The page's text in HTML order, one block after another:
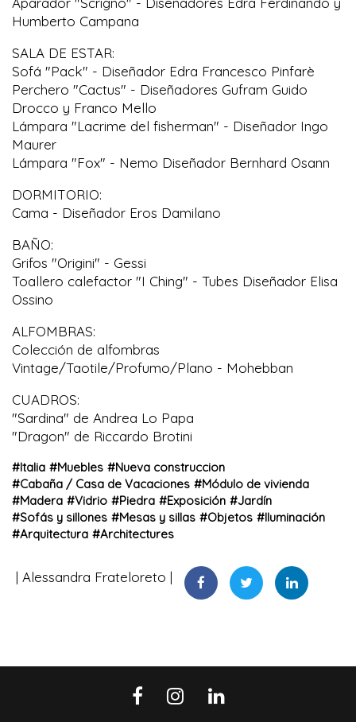
Humberto Campana
SALA DE ESTAR:
Sofá "Pack" - Diseñador Edra Francesco Pinfarè
Perchero "Cactus" - Diseñadores Gufram Guido
Drocco y Franco Mello
Lámpara "Lacrime del fisherman" - Diseñador Ingo
Maurer
Lámpara "Fox" - Nemo Diseñador Bernhard Osann
DORMITORIO:
Cama - Diseñador Eros Damilano
BAÑO:
Grifos "Origini" - Gessi
Toallero calefactor "I Ching" - Tubes Diseñador Elisa
Ossino
ALFOMBRAS:
Colección de alfombras
Vintage/Taotile/Profumo/Plano - Mohebban
CUADROS:
"Sardina" de Andrea Lo Papa
"Dragon" de Riccardo Brotini
#Italia #Muebles #Nueva construccion
#Cabaña / Casa de Vacaciones #Módulo de vivienda
#Madera #Vidrio #Piedra #Exposición #Jardín
#Sofás y sillones #Mesas y sillas #Objetos #Iluminación
#Arquitectura #Architectures
Alessandra Frateloreto